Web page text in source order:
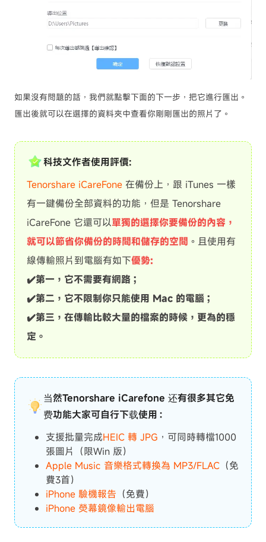
如果沒有問題的話，我們就點擊下面的下一步，把它進行匯出。
匯出後就可以在選擇的資料夾中查看你剛剛匯出的照片了。
科技文作者使用評價:
Tenorshare iCareFone 在備份上，跟 iTunes 一樣
有一鍵備份全部資料的功能，但是 Tenorshare
iCareFone 它還可以單獨的選擇你要備份的內容，
就可以節省你備份的時間和儲存的空間 。且使用有
線傳輸照片到電腦有如下優勢:
✔️第一，它不需要有網路；
✔️第二，它不限制你只能使用 Mac 的電腦；
✔️第三，在傳輸比較大量的檔案的時候，更為的穩
定。
当然Tenorshare iCarefone 还有很多其它免
费功能大家可自行下载使用：
支援批量完成HEIC 轉 JPG ，可同時轉檔1000
張圖片（限Win 版）
Apple Music 音樂格式轉換為 MP3/FLAC （免
費3首）
iPhone 驗機報告 （免費）
iPhone 熒幕鏡像輸出電腦